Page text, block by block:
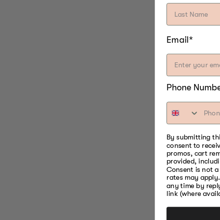
Email*
Phone
By submitting
consent to
promos, cart
provided,
Consent is not
rates may
any time by
link (where